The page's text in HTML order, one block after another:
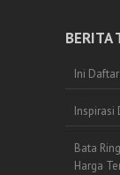
BERITA
Ini
Inspirasi
Bata
Harga